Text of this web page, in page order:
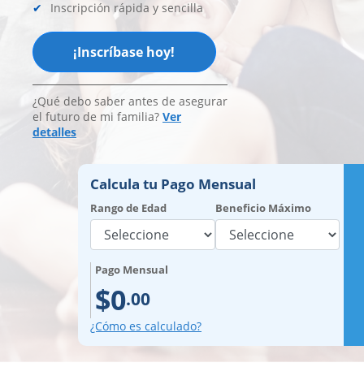
Inscripción rápida y sencilla
¡Inscríbase hoy!
¿Qué debo saber antes de asegurar
el futuro de mi familia? Ver
detalles
Calcula tu Pago Mensual
Rango de Edad Beneficio Máximo
Pago Mensual
$0.00
¿Cómo es calculado?